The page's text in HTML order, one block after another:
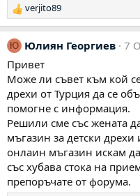
Р
е
а
к
ц
и
:
verjito89
Ю Юлиян Георгиев 7
Привет
Може ли съвет към кой
дрехи от Турция да се
помогне с информация.
Решили сме със жената
мъгазин за детски
онлаин мъгазин искам
със хубава стока на
препоръчате от форума.